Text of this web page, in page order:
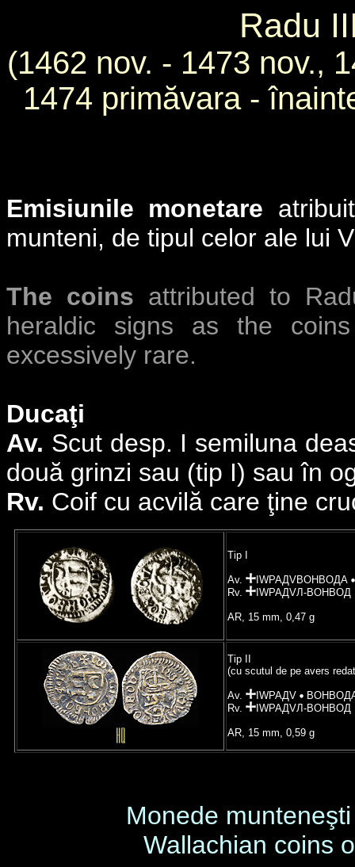
Radu
(1462 nov. - 1473 nov.,
1474 primăvara -
Emisiunile monetare
munteni, de tipul celor ale lui
The coins attributed to
heraldic signs as the
excessively rare.
Ducaţi
Av. Scut desp. I semiluna
două grinzi sau (tip I) sau în
Rv. Coif cu acvilă care ţine
Tip I
Av.
IWPAДVBOHBOДA
Rv.
IWPAДVЛ-BOHBOД
AR, 15 mm, 0,47 g
Tip II
(cu scutul de pe avers
Av. IWPAДV
Rv.
IWPAДVЛ-BOHBOД
AR, 15 mm, 0,59 g
Monede
Wallachian coins